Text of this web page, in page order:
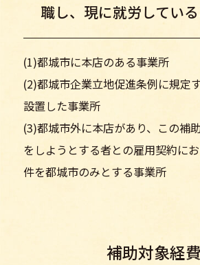
職し、現に就労してい
(1)都城市に本店のある事業所
(2)都城市企業立地促進条例に規定
設置した事業所
(3)都城市外に本店があり、この補
をしようとする者との雇用契約に
件を都城市のみとする事業所
補助対象経費